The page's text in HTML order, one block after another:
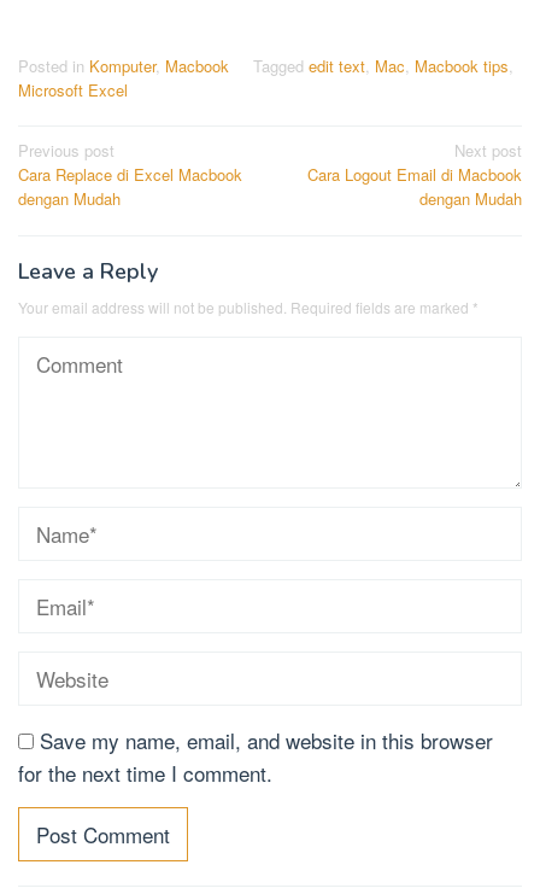
Posted in Komputer, Macbook Tagged edit text Mac Macbook tips
Microsoft Excel
Post
navigation
Previous post
Cara Replace di Excel Macbook
dengan Mudah
Next post
Cara Logout Email di Macbook
dengan Mudah
Leave a Reply
Your email address will not be published. Required fields are marked *
Save my name, email, and website in this browser
for the next time I comment.